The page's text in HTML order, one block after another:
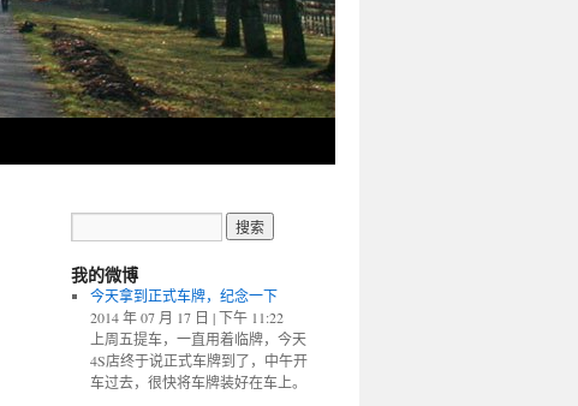
我的微博
今天拿到正式车牌，纪念一下
2014 年 07 月 17 日 | 下午 11:22
上周五提车，一直用着临牌，今天
4S店终于说正式车牌到了，中午开
车过去，很快将车牌装好在车上。